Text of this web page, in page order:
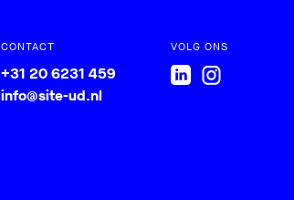
CONTACT
+31 20 6231 459
info@site-ud.nl
VOLG ONS